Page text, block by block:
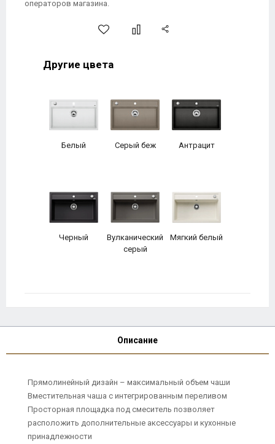
операторов магазина.
Другие цвета
Белый Серый беж Антрацит
Черный
Вулканический
серый
Мягкий белый
Описание
Прямолинейный дизайн – максимальный объем чаши
Вместительная чаша с интегрированным переливом
Просторная площадка под смеситель позволяет
расположить дополнительные аксессуары и кухонные
принадлежности